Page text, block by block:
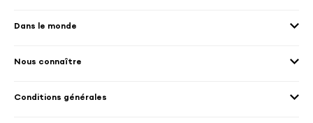
Mobilités croisées
Santé
Les différents dispositifs de volontariat
Dans le monde
Nous connaître
Les missions de France Volontaires
Conditions générales